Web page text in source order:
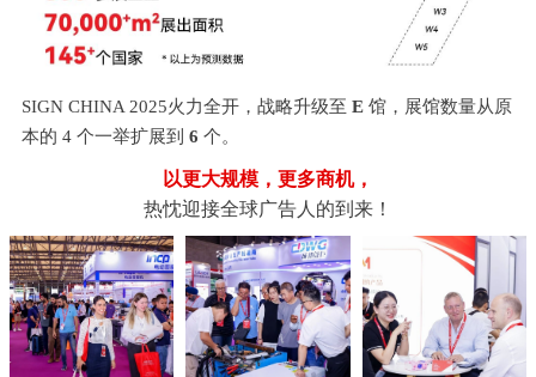
SIGN CHINA 2025火力全开，战略升级至 E 馆，展馆数量从原
本的 4 个一举扩展到 6 个。
以更大规模，更多商机，
热忱迎接全球广告人的到来！